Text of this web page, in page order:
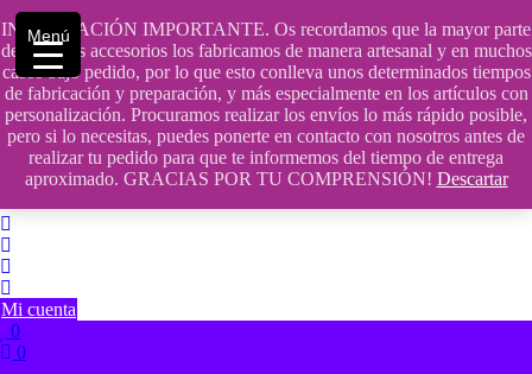
INFORMACIÓN IMPORTANTE. Os recordamos que la mayor parte
de nuestros accesorios los fabricamos de manera artesanal y en muchos
casos bajo pedido, por lo que esto conlleva unos determinados tiempos
de fabricación y preparación, y más especialmente en los artículos con
personalización. Procuramos realizar los envíos lo más rápido posible,
pero si lo necesitas, puedes ponerte en contacto con nosotros antes de
realizar tu pedido para que te informemos del tiempo de entrega
aproximado. GRACIAS POR TU COMPRENSIÓN! Descartar
Saltar
contenido
609241475 SOLO DE 10:00 a 14:00
info@hobbyaescala.com
San Fernando de Henares
10:00 - 14:00
Mi cuenta
0
0
Menú